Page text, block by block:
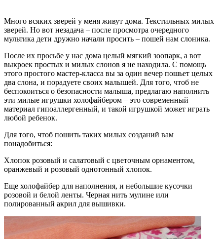
Много всяких зверей у меня живут дома. Текстильных милых
зверей. Но вот незадача – после просмотра очередного
мультика дети дружно начали просить – пошей нам слоника.
После их просьбе у нас дома целый мягкий зоопарк, а вот
выкроек простых и милых слонов я не находила. С помощь
этого простого мастер-класса вы за один вечер пошьет целых
два слона, и порадуете своих малышей. Для того, чтоб не
беспокоиться о безопасности малыша, предлагаю наполнить
эти милые игрушки холофайбером – это современный
материал гипоаллергенный, и такой игрушкой может играть
любой ребенок.
Для того, чтоб пошить таких милых созданий вам
понадобиться:
Хлопок розовый и салатовый с цветочным орнаментом,
оранжевый и розовый однотонный хлопок.
Еще холофайбер для наполнения, и небольшие кусочки
розовой и белой ленты. Черная нить мулине или
полированный акрил для вышивки.